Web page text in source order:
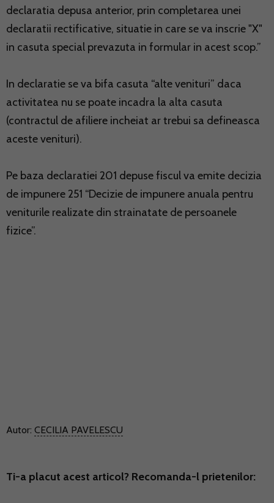
declaratia depusa anterior, prin completarea unei
declaratii rectificative, situatie in care se va inscrie "X"
in casuta special prevazuta in formular in acest scop.”
In declaratie se va bifa casuta “alte venituri” daca
activitatea nu se poate incadra la alta casuta
(contractul de afiliere incheiat ar trebui sa defineasca
aceste venituri).
Pe baza declaratiei 201 depuse fiscul va emite decizia
de impunere 251 “Decizie de impunere anuala pentru
veniturile realizate din strainatate de persoanele
fizice”.
Autor: CECILIA PAVELESCU
Ti-a placut acest articol? Recomanda-l prietenilor: